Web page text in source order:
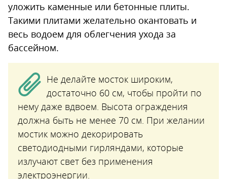
уложить каменные или бетонные плиты.
Такими плитами желательно окантовать и
весь водоем для облегчения ухода за
бассейном.
Не делайте мосток широким,
достаточно 60 см, чтобы пройти по
нему даже вдвоем. Высота ограждения
должна быть не менее 70 см. При желании
мостик можно декорировать
светодиодными гирляндами, которые
излучают свет без применения
электроэнергии.